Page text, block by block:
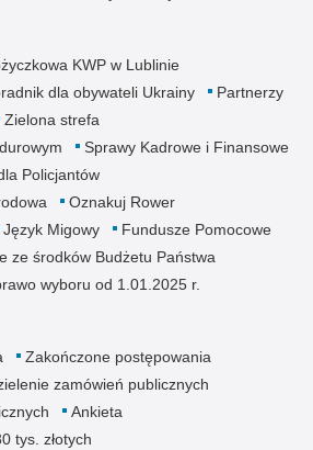
KWP w Lublinie
dla obywateli Ukrainy
Partnerzy
Zielona strefa
Sprawy Kadrowe i Finansowe
Policjantów
Oznakuj Rower
Język Migowy
Fundusze Pomocowe
ze środków Budżetu Państwa
wyboru od 1.01.2025 r.
Zakończone postępowania
zamówień publicznych
Ankieta
tys. złotych